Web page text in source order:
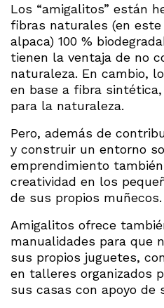
Los “amigalitos” están
fibras naturales (en
alpaca) 100 %
tienen la ventaja de no
naturaleza. En cambio,
en base a fibra
para la naturaleza.
Pero, además de
y construir un entorno
emprendimiento
creatividad en los
de sus propios muñecos.
Amigalitos ofrece
manualidades para que
sus propios juguetes,
en talleres organizados
sus casas con apoyo de